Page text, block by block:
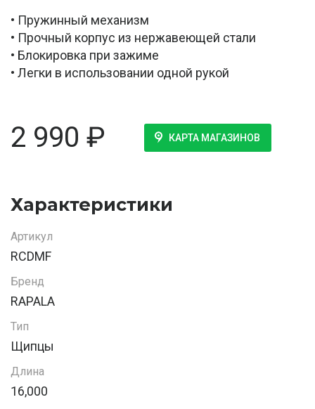
• Пружинный механизм
• Прочный корпус из нержавеющей стали
• Блокировка при зажиме
• Легки в использовании одной рукой
2 990 ₽ КАРТА МАГАЗИНОВ
Характеристики
Артикул
RCDMF
Бренд
RAPALA
Тип
Щипцы
Длина
16,000